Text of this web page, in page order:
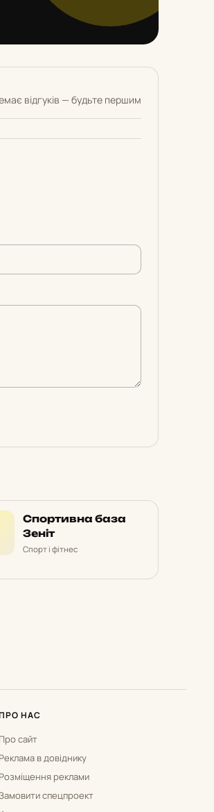
відгуків — будьте першим
Спортивна база
Зеніт
Спорт і фітнес
НАС
Про сайт
Реклама в довіднику
Розміщення реклами
спецпроект